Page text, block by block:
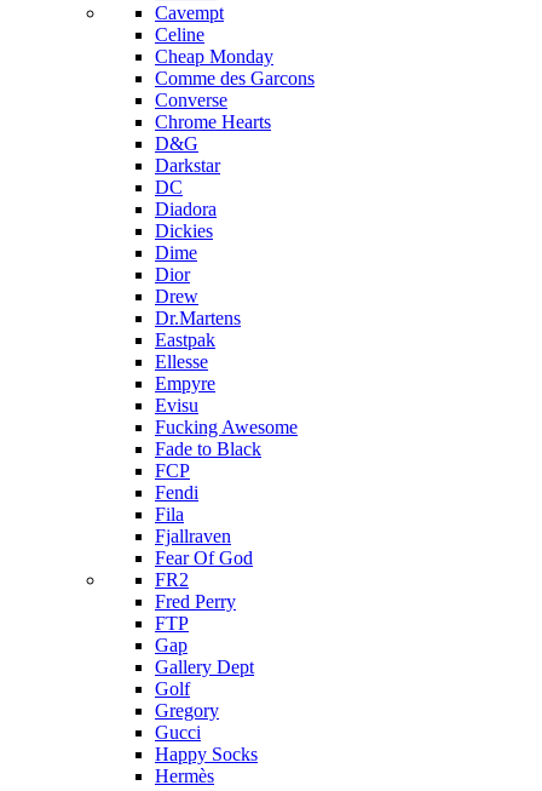
Cavempt
Celine
Cheap Monday
Comme des Garcons
Converse
Chrome Hearts
D&G
Darkstar
DC
Diadora
Dickies
Dime
Dior
Drew
Dr.Martens
Eastpak
Ellesse
Empyre
Evisu
Fucking Awesome
Fade to Black
FCP
Fendi
Fila
Fjallraven
Fear Of God
FR2
Fred Perry
FTP
Gap
Gallery Dept
Golf
Gregory
Gucci
Happy Socks
Hermès